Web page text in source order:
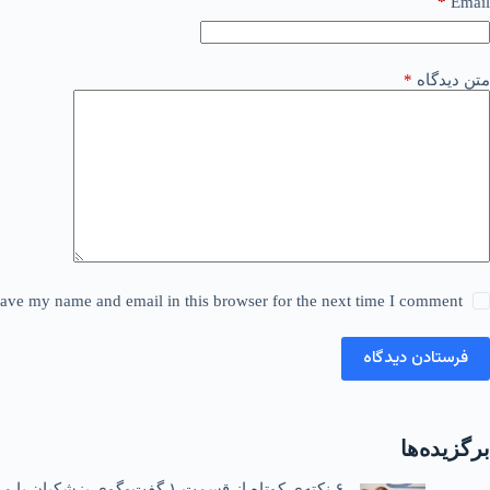
متن دیدگاه *
my name and email in this browser for the next time I comment.
فرستادن دیدگاه
برگزیده‌ها